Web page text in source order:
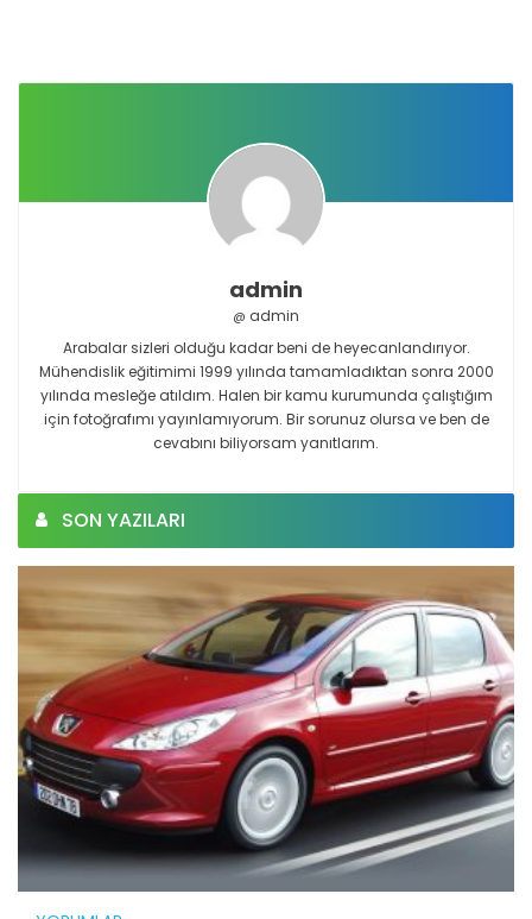
admin
@ admin
Arabalar sizleri olduğu kadar beni de heyecanlandırıyor.
Mühendislik eğitimimi 1999 yılında tamamladıktan sonra 2000
yılında mesleğe atıldım. Halen bir kamu kurumunda çalıştığım
için fotoğrafımı yayınlamıyorum. Bir sorunuz olursa ve ben de
cevabını biliyorsam yanıtlarım.
SON YAZILARI